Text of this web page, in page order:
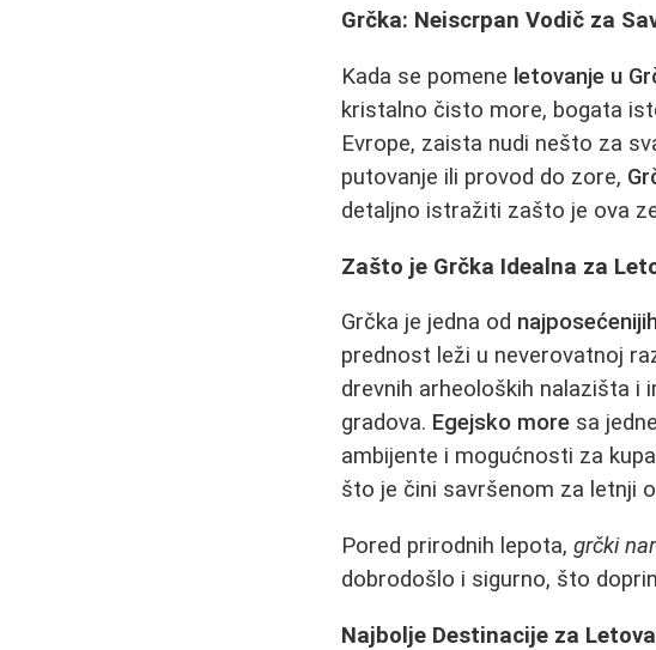
Grčka: Neiscrpan Vodič za
Kada se pomene letovanje u
kristalno čisto more, bogata
Evrope, zaista nudi nešto za
putovanje ili provod do zore,
detaljno istražiti zašto je ova
Zašto je Grčka Idealna za
Grčka je jedna od
prednost leži u neverovatnoj
drevnih arheoloških nalazišta i
gradova. Egejsko more sa
ambijente i mogućnosti za
što je čini savršenom za letnji
Pored prirodnih lepota,grčki
dobrodošlo i sigurno, što
Najbolje Destinacije za